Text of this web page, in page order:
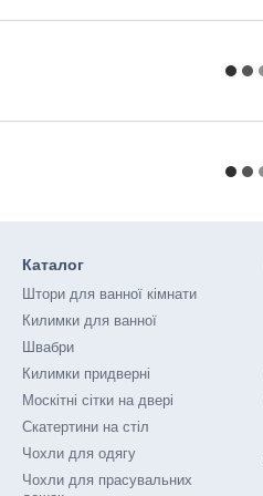
Каталог
Штори для ванної кімнати
Килимки для ванної
Швабри
Килимки придверні
Москітні сітки на двері
Скатертини на стіл
Чохли для одягу
Чохли для прасувальних